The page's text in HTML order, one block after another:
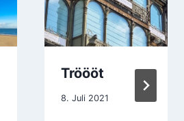
Tröööt
8. Juli 2021